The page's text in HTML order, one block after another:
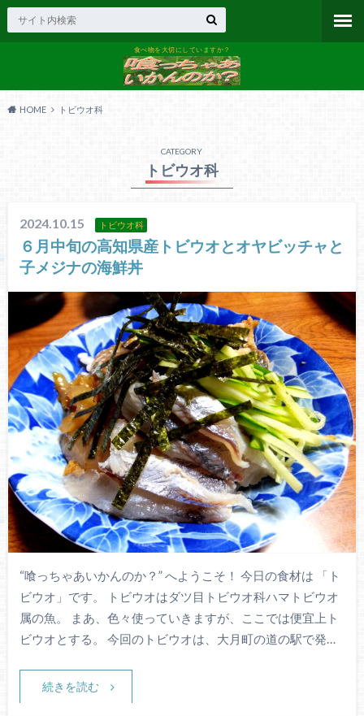
食べ物を大切にしていますか？
HOME トビウオ科
CATEGORY
トビウオ科
2024.10.15 トビウオ科
６月中旬の高知県産トビウオとオヤビッチャと
子メジナの海鮮丼
“喰っちゃあいかんのか？” へようこそ！ 今日の食材は 「ト
ビウオ」です。 トビウオはダツ目トビウオ科ハマトビウオ
属の魚。 まあ、色々使っていきますが、ここでは便宜上ト
ビウオとする。 今回のトビウオは、大月町の道の駅で発…
続きを読む